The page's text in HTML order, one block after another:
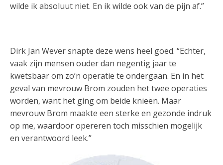
wilde ik absoluut niet. En ik wilde ook van de pijn af.”
Dirk Jan Wever snapte deze wens heel goed. “Echter,
vaak zijn mensen ouder dan negentig jaar te
kwetsbaar om zo’n operatie te ondergaan. En in het
geval van mevrouw Brom zouden het twee operaties
worden, want het ging om beide knieën. Maar
mevrouw Brom maakte een sterke en gezonde indruk
op me, waardoor opereren toch misschien mogelijk
en verantwoord leek.”